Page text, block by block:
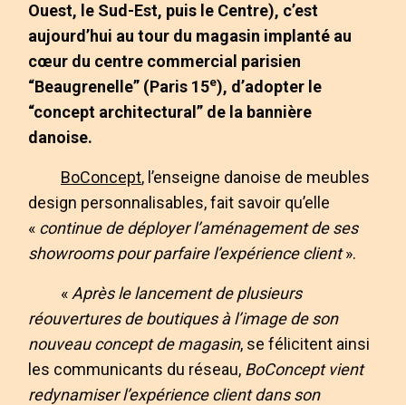
Ouest, le Sud-Est, puis le Centre), c’est
aujourd’hui au tour du magasin implanté au
cœur du centre commercial parisien
“Beaugrenelle” (Paris 15e), d’adopter le
“concept architectural” de la bannière
danoise.
BoConcept, l’enseigne danoise de meubles
design personnalisables, fait savoir qu’elle
« continue de déployer l’aménagement de ses
showrooms pour parfaire l’expérience client».
«Après le lancement de plusieurs
réouvertures de boutiques à l’image de son
nouveau concept de magasin, se félicitent ainsi
les communicants du réseau, BoConcept vient
redynamiser l’expérience client dans son